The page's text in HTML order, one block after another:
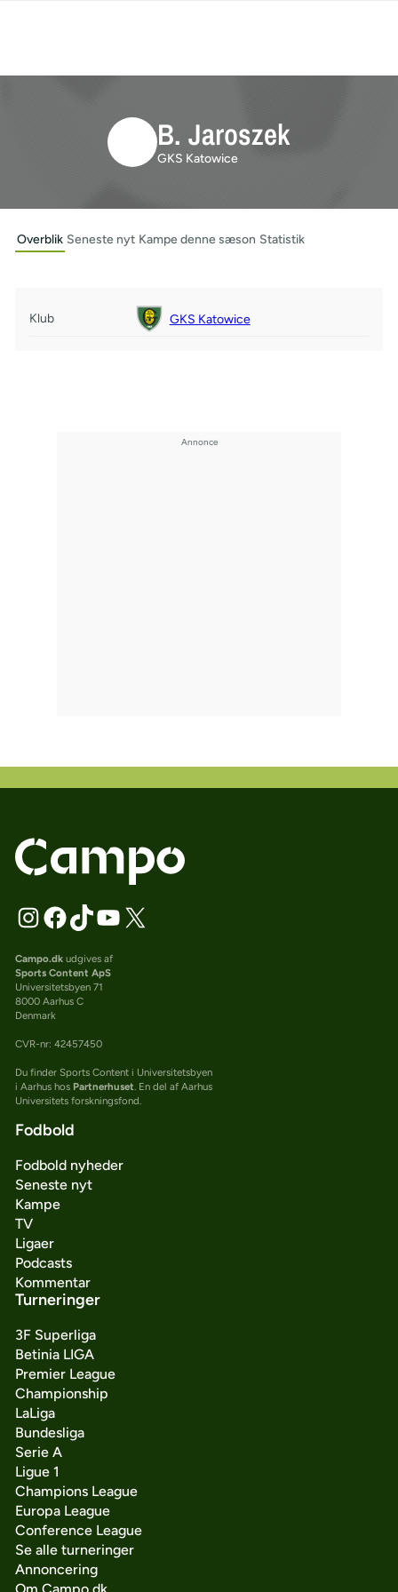
B. Jaroszek
GKS Katowice
Overblik Seneste nyt Kampe denne sæson Statistik
Klub GKS Katowice
Campo.dkudgives af
Sports Content ApS
Universitetsbyen 71
8000 Aarhus C
Denmark
CVR-nr: 42457450
Du finder Sports Content i Universitetsbyen
i Aarhus hos Partnerhuset. En del af Aarhus
Universitets forskningsfond.
Fodbold
Fodbold nyheder
Seneste nyt
Kampe
TV
Ligaer
Podcasts
Kommentar
Turneringer
3F Superliga
Betinia LIGA
Premier League
Championship
LaLiga
Bundesliga
Serie A
Ligue 1
Champions League
Europa League
Conference League
Se alle turneringer
Annoncering